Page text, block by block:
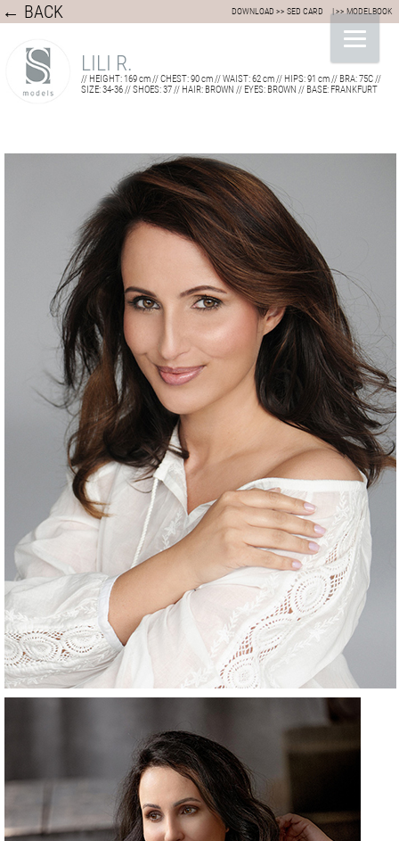
← BACK | >> MODELBOOK
DOWNLOAD >> SED CARD
LILI R.
// HEIGHT: 169 cm // CHEST: 90 cm // WAIST: 62 cm // HIPS: 91 cm // BRA: 75C //
SIZE: 34-36 // SHOES: 37 // HAIR: BROWN // EYES: BROWN // BASE: FRANKFURT